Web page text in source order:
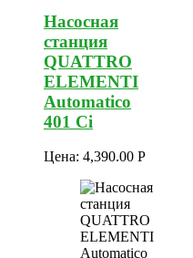
Насосная
станция
QUATTRO
ELEMENTI
Automatico
401 Ci
Цена: 4,390.00 Р